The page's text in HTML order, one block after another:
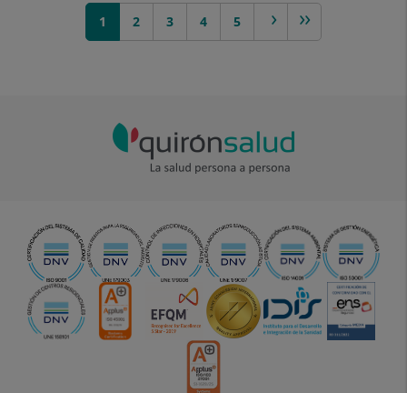
1 2 3 4 5
next > >>